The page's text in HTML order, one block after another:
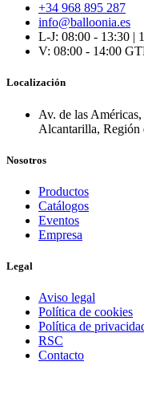
+34 968 895 287
info@balloonia.es
L-J: 08:00 - 13:30 |
V: 08:00 - 14:00
Localización
Av. de las
Alcantarilla, Región
Nosotros
Productos
Catálogos
Eventos
Empresa
Legal
Aviso legal
Política de cookies
Política de
RSC
Contacto